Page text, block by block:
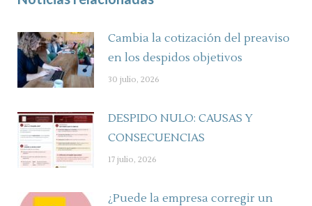
Cambia la cotización del preaviso
en los despidos objetivos
30 julio, 2026
DESPIDO NULO: CAUSAS Y
CONSECUENCIAS
17 julio, 2026
¿Puede la empresa corregir un